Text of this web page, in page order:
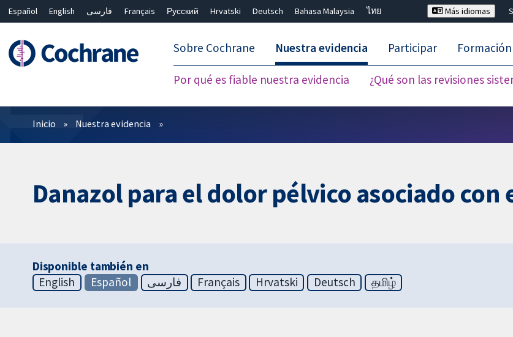
Español English فارسی Français Русский Hrvatski Deutsch Bahasa Malaysia
ไทย
Más idiomas
Sobre Cochrane Nuestra evidencia
Por qué es fiable nuestra evidencia ¿Qué son las revisiones
Participar Formación
Filtros
Inicio Nuestra evidencia
Danazol para el dolor pélvico asociado
Disponible también en
English
Español فارسی Français Hrvatski Deutsch தமிழ்